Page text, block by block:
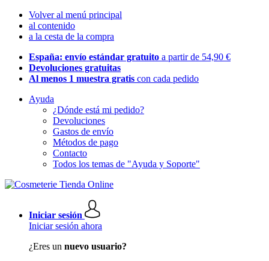
Volver al menú principal
al contenido
a la cesta de la compra
España: envío estándar gratuito a partir de 54,90 €
Devoluciones gratuitas
Al menos 1 muestra gratis con cada pedido
Ayuda
¿Dónde está mi pedido?
Devoluciones
Gastos de envío
Métodos de pago
Contacto
Todos los temas de "Ayuda y Soporte"
Iniciar sesión
Iniciar sesión ahora
¿Eres un nuevo usuario?